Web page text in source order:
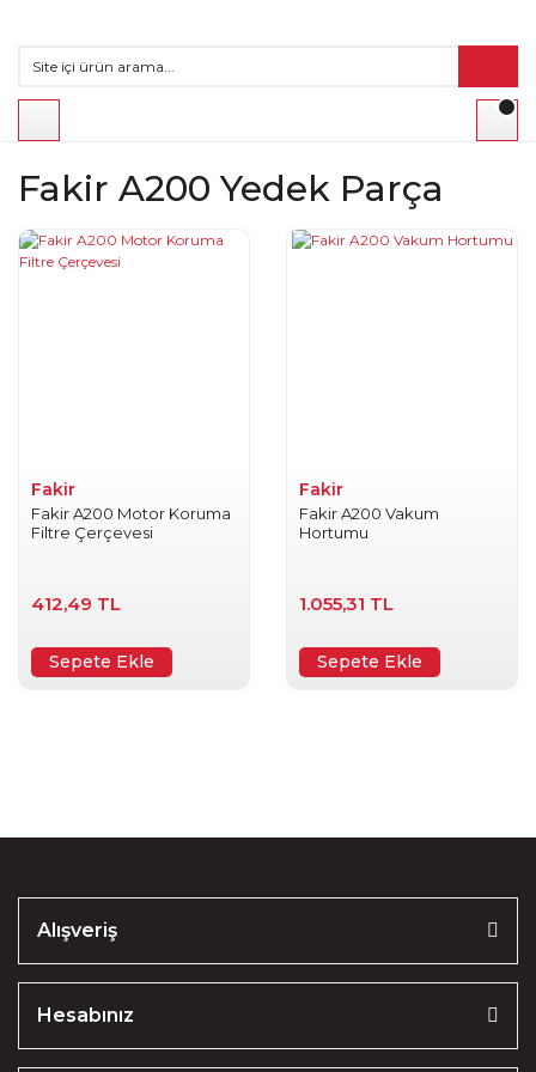
Fakir A200 Yedek Parça
Fakir
Fakir A200 Motor Koruma
Filtre Çerçevesi
412,49 TL
Sepete Ekle
Fakir
Fakir A200 Vakum
Hortumu
1.055,31 TL
Sepete Ekle
Alışveriş
Hesabınız